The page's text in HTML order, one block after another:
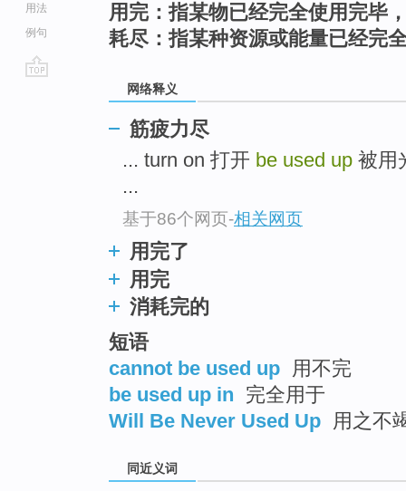
用法
例句
用完：指某物已经完全使用完毕
耗尽：指某种资源或能量已经完
网络释义
筋疲力尽
... turn on 打开 be used up 被用
...
基于86个网页-相关网页
用完了
用完
消耗完的
短语
cannot be used up 用不完
be used up in 完全用于
Will Be Never Used Up 用之不
同近义词